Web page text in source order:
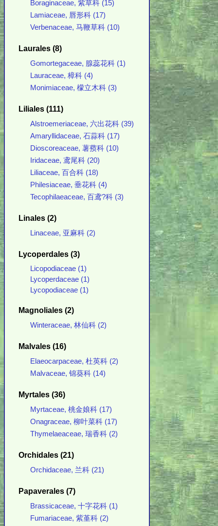
Boraginaceae, 紫草科 (15)
Lamiaceae, 唇形科 (17)
Verbenaceae, 马鞭草科 (10)
Laurales (8)
Gomortegaceae, 腺蕊花科 (1)
Lauraceae, 樟科 (4)
Monimiaceae, 檬立木科 (3)
Liliales (111)
Alstroemeriaceae, 六出花科 (39)
Amaryllidaceae, 石蒜科 (17)
Dioscoreaceae, 薯蓣科 (10)
Iridaceae, 鸢尾科 (20)
Liliaceae, 百合科 (18)
Philesiaceae, 垂花科 (4)
Tecophilaeaceae, 百鸢?科 (3)
Linales (2)
Linaceae, 亚麻科 (2)
Lycoperdales (3)
Licopodiaceae (1)
Lycoperdaceae (1)
Lycopodiaceae (1)
Magnoliales (2)
Winteraceae, 林仙科 (2)
Malvales (16)
Elaeocarpaceae, 杜英科 (2)
Malvaceae, 锦葵科 (14)
Myrtales (36)
Myrtaceae, 桃金娘科 (17)
Onagraceae, 柳叶菜科 (17)
Thymelaeaceae, 瑞香科 (2)
Orchidales (21)
Orchidaceae, 兰科 (21)
Papaverales (7)
Brassicaceae, 十字花科 (1)
Fumariaceae, 紫堇科 (2)